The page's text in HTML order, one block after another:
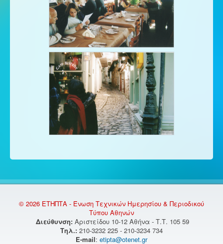
© 2026 ΕΤΗΠΤΑ - Ένωση Τεχνικών Ημερησίου & Περιοδικού
Τύπου Αθηνών
Διεύθυνση: Αριστείδου 10-12 Αθήνα - Τ.Τ. 105 59
Τηλ.: 210-3232 225 - 210-3234 734
E-mail: etipta@otenet.gr